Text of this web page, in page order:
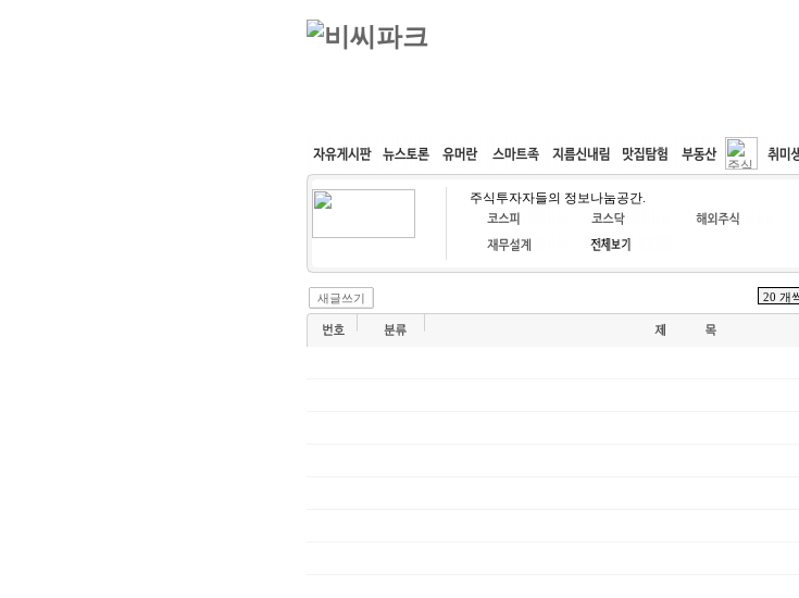
커뮤니티 속도패치 웹호스팅 공동구매 고객센터
주식투자자들의 정보나눔공간.
새글쓰기